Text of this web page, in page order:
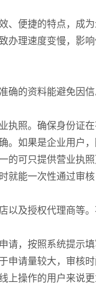
、便捷的特点，成
办理速度变慢，影
的资料能避免因
执照。确保身份证
。如果是企业用户
的可只提供营业执
能一次性通过审核
以及授权代理商等
请，按照系统提示
申请量较大，审核
上操作的用户来说